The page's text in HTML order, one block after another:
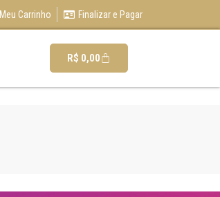
Meu Carrinho Finalizar e Pagar
R$ 0,00